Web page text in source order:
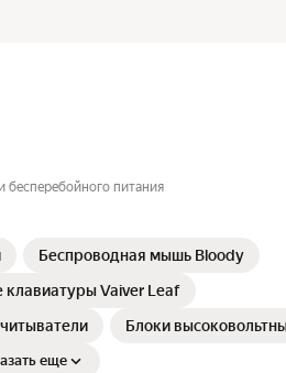
бесперебойного питания
Беспроводная мышь Bloody
Vaiver Leaf
Блоки
еще